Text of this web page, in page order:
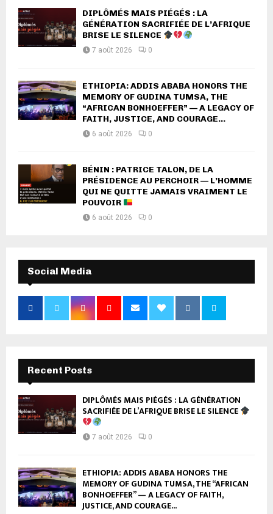
DIPLÔMÉS MAIS PIÉGÉS : LA
GÉNÉRATION SACRIFIÉE DE L’AFRIQUE
BRISE LE SILENCE
7 août 2026 0
ETHIOPIA: ADDIS ABABA HONORS THE
MEMORY OF GUDINA TUMSA, THE
“AFRICAN BONHOEFFER” — A LEGACY OF
FAITH, JUSTICE, AND COURAGE...
6 août 2026 0
BÉNIN : PATRICE TALON, DE LA
PRÉSIDENCE AU PERCHOIR — L’HOMME
QUI NE QUITTE JAMAIS VRAIMENT LE
POUVOIR
6 août 2026 0
Social Media
Recent Posts
DIPLÔMÉS MAIS PIÉGÉS : LA GÉNÉRATION
SACRIFIÉE DE L’AFRIQUE BRISE LE SILENCE
7 août 2026 0
ETHIOPIA: ADDIS ABABA HONORS THE
MEMORY OF GUDINA TUMSA, THE “AFRICAN
BONHOEFFER” — A LEGACY OF FAITH,
JUSTICE, AND COURAGE...